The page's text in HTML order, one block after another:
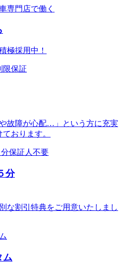
極採用中！
故障が心配…」という方に充実
おります。
分
な割引特典をご用意いたしまし
ム